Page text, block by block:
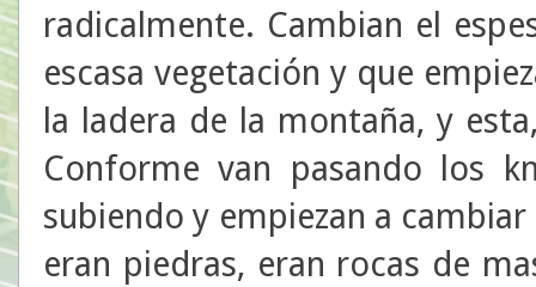
radicalmente. Cambian el
escasa vegetación y que
la ladera de la montaña, y
Conforme van pasando los
subiendo y empiezan a
eran piedras, eran rocas de